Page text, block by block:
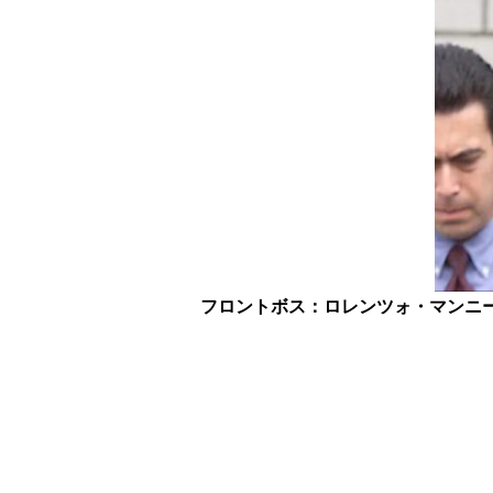
フロントボス：ロレンツォ・マンニ